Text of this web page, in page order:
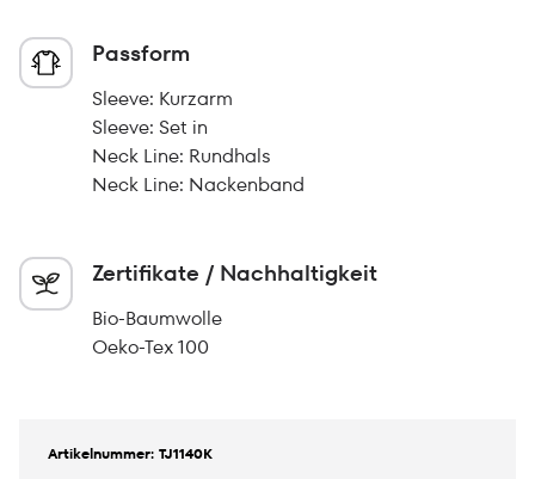
Passform
Sleeve: Kurzarm
Sleeve: Set in
Neck Line: Rundhals
Neck Line: Nackenband
Zertifikate / Nachhaltigkeit
Bio-Baumwolle
Oeko-Tex 100
Artikelnummer: TJ1140K